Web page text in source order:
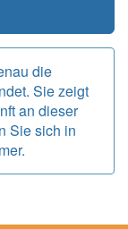
die
Sie zeigt
an dieser
Sie sich in